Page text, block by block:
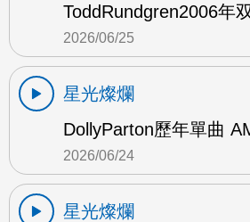
ToddRundgren2006年
2026/06/25
星光燦爛
DollyParton歷年單曲
2026/06/24
星光燦爛